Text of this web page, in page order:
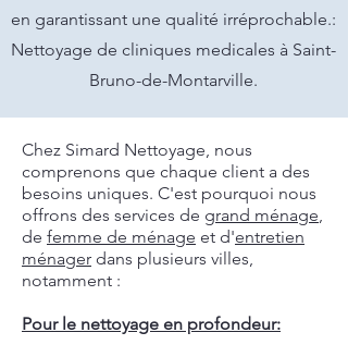
en garantissant une qualité irréprochable.:
Nettoyage de cliniques medicales à Saint-
Bruno-de-Montarville.
Chez Simard Nettoyage, nous
comprenons que chaque client a des
besoins uniques. C'est pourquoi nous
offrons des services de grand ménage,
de femme de ménage et d'entretien
ménager dans plusieurs villes,
notamment :
Pour le nettoyage en profondeur: